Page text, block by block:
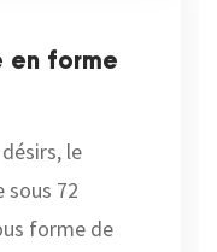
en forme
le
sous 72
forme de